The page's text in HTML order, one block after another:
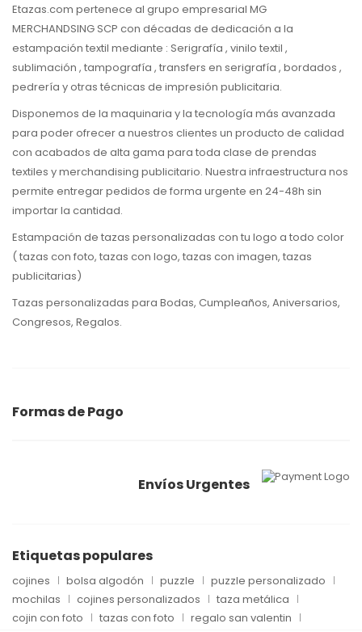
Etazas.com pertenece al grupo empresarial MG
MERCHANDSING SCP con décadas de dedicación a la
estampación textil mediante : Serigrafía , vinilo textil ,
sublimación , tampografía , transfers en serigrafía , bordados ,
pedrería y otras técnicas de impresión publicitaria.
Disponemos de la maquinaria y la tecnología más avanzada
para poder ofrecer a nuestros clientes un producto de calidad
con acabados de alta gama para toda clase de prendas
textiles y merchandising publicitario. Nuestra infraestructura nos
permite entregar pedidos de forma urgente en 24-48h sin
importar la cantidad.
Estampación de tazas personalizadas con tu logo a todo color
( tazas con foto, tazas con logo, tazas con imagen, tazas
publicitarias)
Tazas personalizadas para Bodas, Cumpleaños, Aniversarios,
Congresos, Regalos.
Formas de Pago
Envíos Urgentes
Etiquetas populares
cojines bolsa algodón puzzle
puzzle personalizado
mochilas
cojines personalizados
taza metálica
cojin con foto
tazas con foto regalo san valentin